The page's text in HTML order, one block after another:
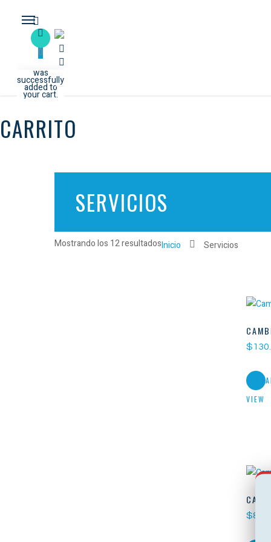
0
was
successfully
added to
your cart.
CARRITO
SERVICIOS
Mostrando los 12 resultadosInicio Servicios
$
VIEW
$